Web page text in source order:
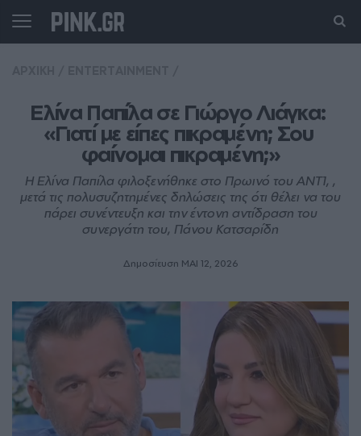
Ελίνα Παπίλα σε Γιώργο Λιάγκα:
«Γιατί με είπες πικραμένη; Σου
φαίνομαι πικραμένη;»
Η Ελίνα Παπίλα φιλοξενήθηκε στο Πρωινό του ΑΝΤ1, ,
μετά τις πολυσυζητημένες δηλώσεις της ότι θέλει να του
πάρει συνέντευξη και την έντονη αντίδραση του
συνεργάτη του, Πάνου Κατσαρίδη
Δημοσίευση ΜΑΙ 12, 2026